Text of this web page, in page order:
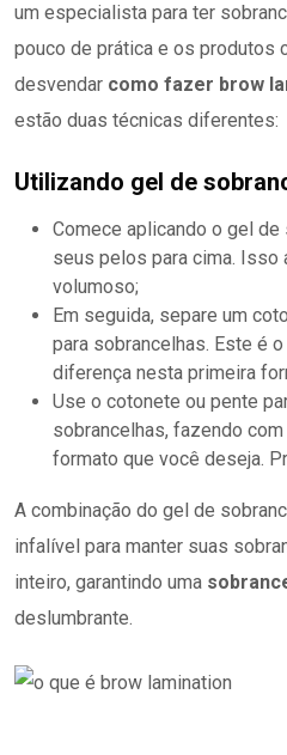
um especialista para ter
pouco de prática e os produtos
desvendar como fazer brow
estão duas técnicas diferentes:
Utilizando gel de
Comece aplicando o gel
seus pelos para cima. Isso
volumoso;
Em seguida, separe um
para sobrancelhas. Este é
diferença nesta primeira
Use o cotonete ou pente
sobrancelhas, fazendo
formato que você deseja.
A combinação do gel de
infalível para manter suas
inteiro, garantindo uma
deslumbrante.